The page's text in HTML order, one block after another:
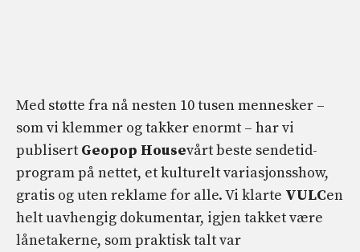
Med støtte fra nå nesten 10 tusen mennesker –
som vi klemmer og takker enormt – har vi
publisert Geopop Housevårt beste sendetid-
program på nettet, et kulturelt variasjonsshow,
gratis og uten reklame for alle. Vi klarte VULCen
helt uavhengig dokumentar, igjen takket være
lånetakerne, som praktisk talt var